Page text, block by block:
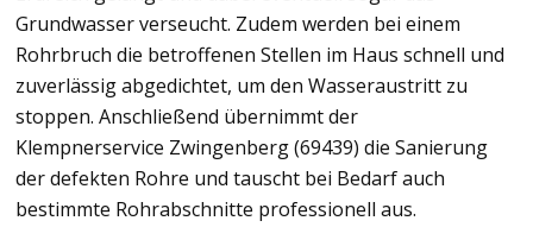
Grundwasser verseucht. Zudem werden bei einem
Rohrbruch die betroffenen Stellen im Haus schnell und
zuverlässig abgedichtet, um den Wasseraustritt zu
stoppen. Anschließend übernimmt der
Klempnerservice Zwingenberg (69439) die Sanierung
der defekten Rohre und tauscht bei Bedarf auch
bestimmte Rohrabschnitte professionell aus.